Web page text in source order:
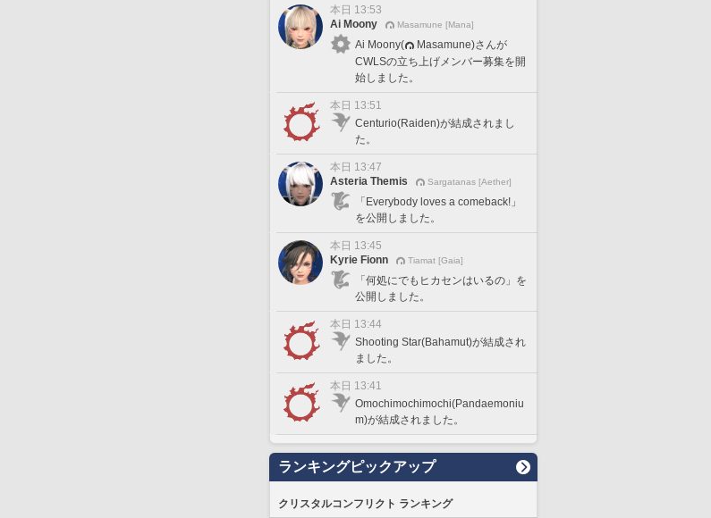
本日 13:53
Ai Moony
Masamune [Mana]
Ai Moony(
Masamune)さんが
CWLSの立ち上げメンバー募集を開
始しました。
本日 13:51
Centurio(Raiden)が結成されまし
た。
本日 13:47
Asteria Themis
Sargatanas [Aether]
「Everybody loves a comeback!」
を公開しました。
本日 13:45
Kyrie Fionn
Tiamat [Gaia]
「何処にでもヒカセンはいるの」を
公開しました。
本日 13:44
Shooting Star(Bahamut)が結成され
ました。
本日 13:41
Omochimochimochi(Pandaemoniu
m)が結成されました。
ランキングピックアップ
クリスタルコンフリクト ランキング